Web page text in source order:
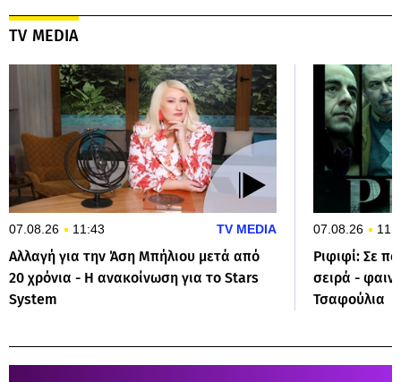
TV MEDIA
07.08.26 11:43 TV MEDIA
Αλλαγή για την Άση Μπήλιου μετά από
20 χρόνια - Η ανακοίνωση για το Stars
System
07.08.26
Ριφιφί: Σε
σειρά -
Τσαφούλια